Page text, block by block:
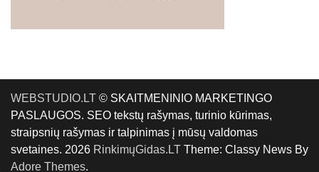
WEBSTUDIO.LT © SKAITMENINIO MARKETINGO
PASLAUGOS. SEO tekstų rašymas, turinio kūrimas,
straipsnių rašymas ir talpinimas į mūsų valdomas
svetaines. 2026 RinkimųGidas.LT Theme: Classy News By
Adore Themes.